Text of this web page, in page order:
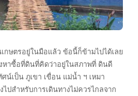
กษตรอยู่ในมือแล้ว ข้อนี้ก็ข้ามไปได้เลย
หาซื้อที่ดินที่คิดว่าอยู่ในสภาพที่ ดินดี
เป็น ภูเขา เขื่อน แม่น้ำ ฯ เหมา
ปสำหรับการเดินทางไม่ควรไกลจาก